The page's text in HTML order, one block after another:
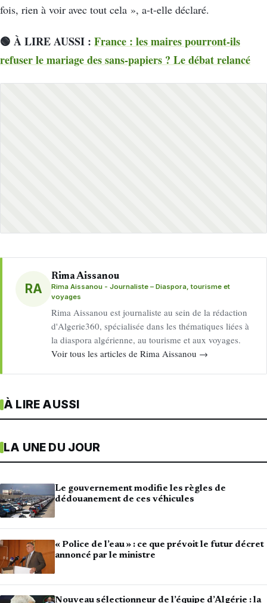
fois, rien à voir avec tout cela », a-t-elle déclaré.
🟢 À LIRE AUSSI : France : les maires pourront-ils
refuser le mariage des sans-papiers ? Le débat relancé
RA
Rima Aissanou
Rima Aissanou - Journaliste – Diaspora, tourisme et
voyages
Rima Aissanou est journaliste au sein de la rédaction
d'Algerie360, spécialisée dans les thématiques liées à
la diaspora algérienne, au tourisme et aux voyages.
Voir tous les articles de Rima Aissanou →
À LIRE AUSSI
LA UNE DU JOUR
Le gouvernement modifie les règles de
dédouanement de ces véhicules
« Police de l’eau » : ce que prévoit le futur décret
annoncé par le ministre
Nouveau sélectionneur de l’équipe d’Algérie : la